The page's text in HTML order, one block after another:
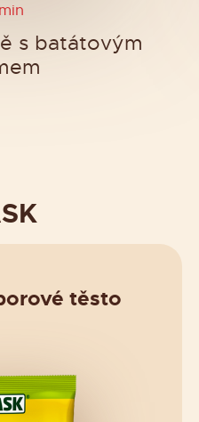
s batátovým
těsto